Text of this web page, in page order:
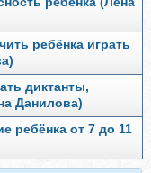
ребёнка играть
диктанты,
Данилова)
ребёнка от 7 до 11